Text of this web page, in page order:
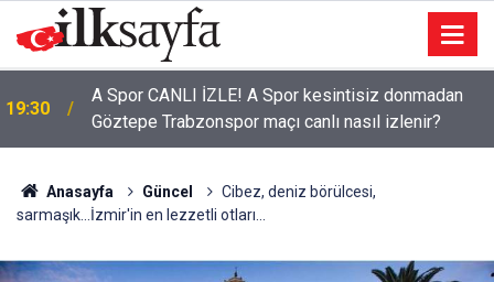
19:30
A Spor CANLI İZLE! A Spor kesintisiz donmadan
Göztepe Trabzonspor maçı canlı nasıl izlenir?
Anasayfa Güncel
Cibez, deniz börülcesi,
sarmaşık...İzmir'in en lezzetli otları...